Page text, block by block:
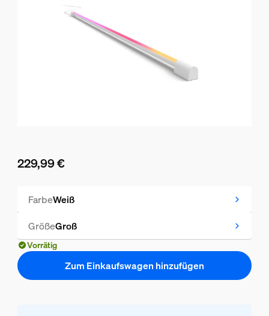
229,99 €
FarbeWeiß
GrößeGroß
Vorrätig
Zum Einkaufswagen hinzufügen